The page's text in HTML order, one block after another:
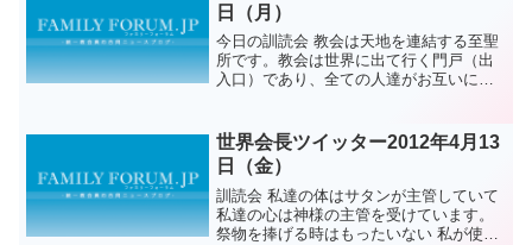
日（月）
今日の訓読会 教会は天地を連結する至聖
所です。教会は世界に出て行く門戸（出
入口）であり、全ての人達がお互いに助
として毎日毎日 生活の力を普及してくれ
ます。アジュ
世界会長ツイッター2012年4月13
日（金）
訓読会 私達の体はサタンが主管していて
私達の心は神様の主管を受けています。
祭物を捧げる時はもったいない 私が使わ